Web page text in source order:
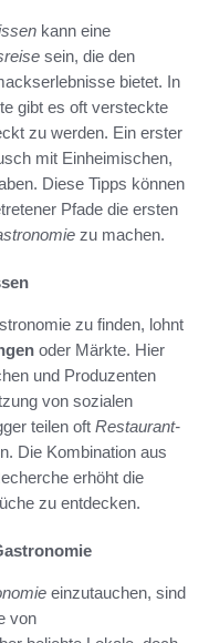
kann eine
sein, die den
bietet. In
gibt es oft versteckte
zu werden. Ein erster
mit Einheimischen,
Diese Tipps können
Pfade die ersten
zu machen.
zu finden, lohnt
oder Märkte. Hier
und Produzenten
von sozialen
teilen oft Restaurant-
Die Kombination aus
erhöht die
zu entdecken.
einzutauchen, sind
von